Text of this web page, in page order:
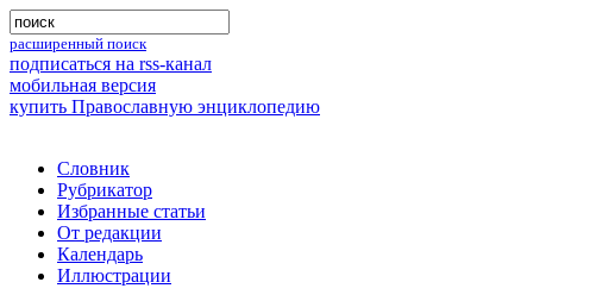
расширенный поиск
подписаться на rss-канал
мобильная версия
купить Православную энциклопедию
Словник
Рубрикатор
Избранные статьи
От редакции
Календарь
Иллюстрации